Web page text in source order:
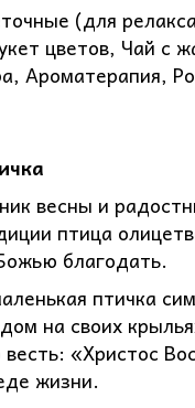
(для
цветов, Чай с
Ароматерапия,
весны и
птица
благодать.
птичка
на своих
«Христос
жизни.